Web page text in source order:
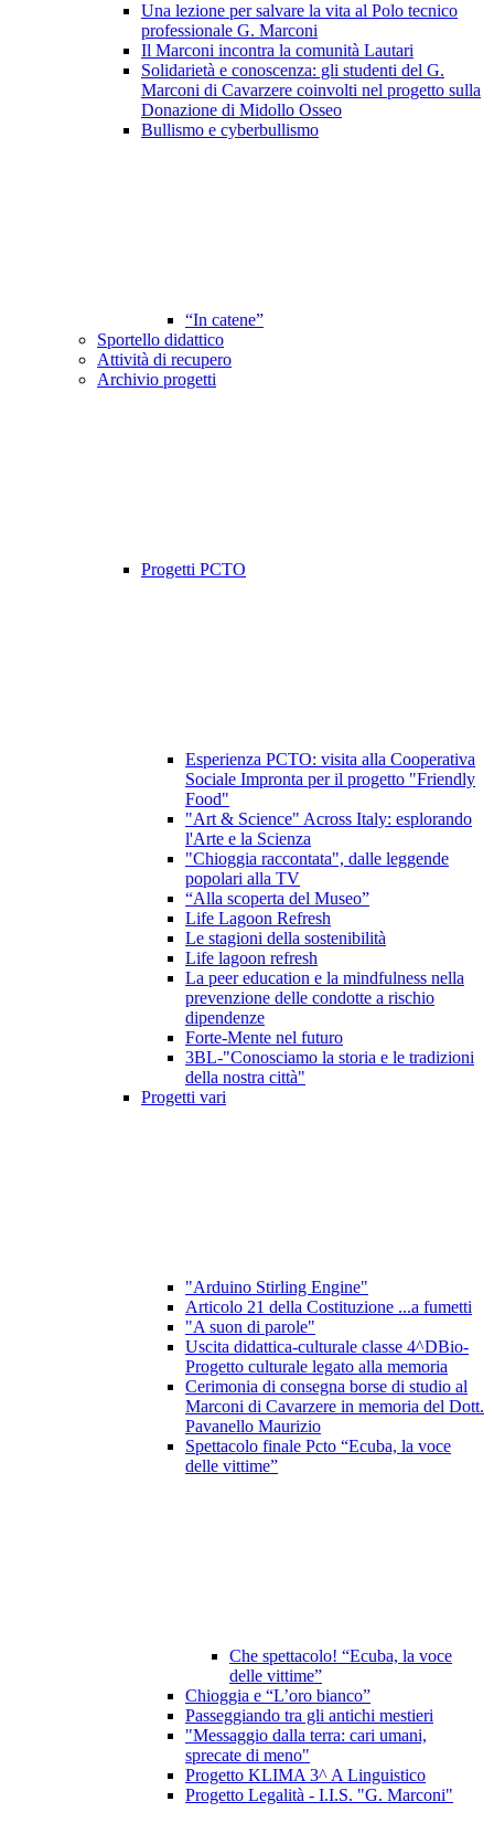
Una lezione per salvare la vita al Polo tecnico
professionale G. Marconi
Il Marconi incontra la comunità Lautari
Solidarietà e conoscenza: gli studenti del G.
Marconi di Cavarzere coinvolti nel progetto sulla
Donazione di Midollo Osseo
Bullismo e cyberbullismo
“In catene”
Sportello didattico
Attività di recupero
Archivio progetti
Progetti PCTO
Esperienza PCTO: visita alla Cooperativa
Sociale Impronta per il progetto "Friendly
Food"
"Art & Science" Across Italy: esplorando
l'Arte e la Scienza
"Chioggia raccontata", dalle leggende
popolari alla TV
“Alla scoperta del Museo”
Life Lagoon Refresh
Le stagioni della sostenibilità
Life lagoon refresh
La peer education e la mindfulness nella
prevenzione delle condotte a rischio
dipendenze
Forte-Mente nel futuro
3BL-"Conosciamo la storia e le tradizioni
della nostra città"
Progetti vari
"Arduino Stirling Engine"
Articolo 21 della Costituzione ...a fumetti
"A suon di parole"
Uscita didattica-culturale classe 4^DBio-
Progetto culturale legato alla memoria
Cerimonia di consegna borse di studio al
Marconi di Cavarzere in memoria del Dott.
Pavanello Maurizio
Spettacolo finale Pcto “Ecuba, la voce
delle vittime”
Che spettacolo! “Ecuba, la voce
delle vittime”
Chioggia e “L’oro bianco”
Passeggiando tra gli antichi mestieri
"Messaggio dalla terra: cari umani,
sprecate di meno"
Progetto KLIMA 3^ A Linguistico
Progetto Legalità - I.I.S. "G. Marconi"